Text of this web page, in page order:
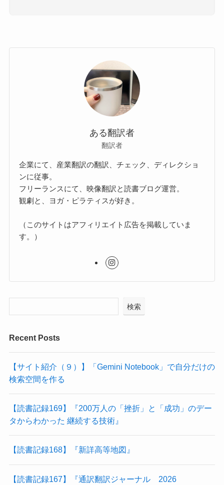
ある翻訳者
翻訳者
企業にて、産業翻訳の翻訳、チェック、ディレクショ
ンに従事。
フリーランスにて、映像翻訳と読書ブログ運営。
観劇と、ヨガ・ピラティスが好き。
（このサイトはアフィリエイト広告を掲載していま
す。）
検索
Recent Posts
【サイト紹介（９）】「Gemini Notebook」で自分だけの
検索空間を作る
【読書記録169】『200万人の「挫折」と「成功」のデー
タからわかった 継続する技術』
【読書記録168】『新詳高等地図』
【読書記録167】『通訳翻訳ジャーナル 2026